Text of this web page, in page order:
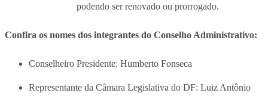
podendo ser renovado ou prorrogado.
Confira os nomes dos integrantes do Conselho Administrativo:
Conselheiro Presidente: Humberto Fonseca
Representante da Câmara Legislativa do DF: Luiz Antônio